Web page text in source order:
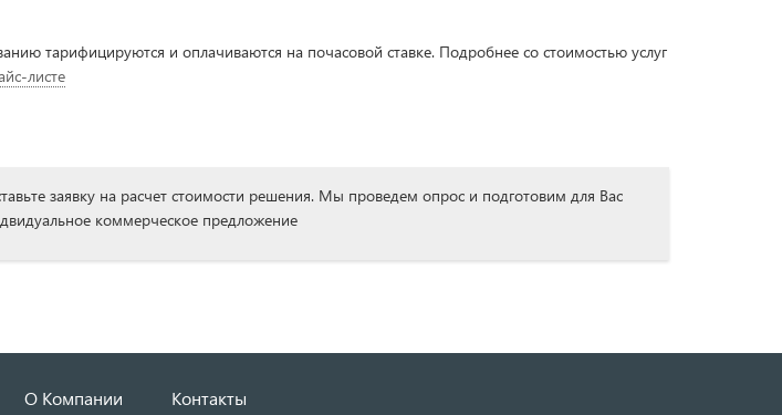
тарифицируются и оплачиваются на почасовой ставке. Подробнее со стоимостью услуг
листе
заявку на расчет стоимости решения. Мы проведем опрос и подготовим для Вас
коммерческое предложение
О Компании Контакты